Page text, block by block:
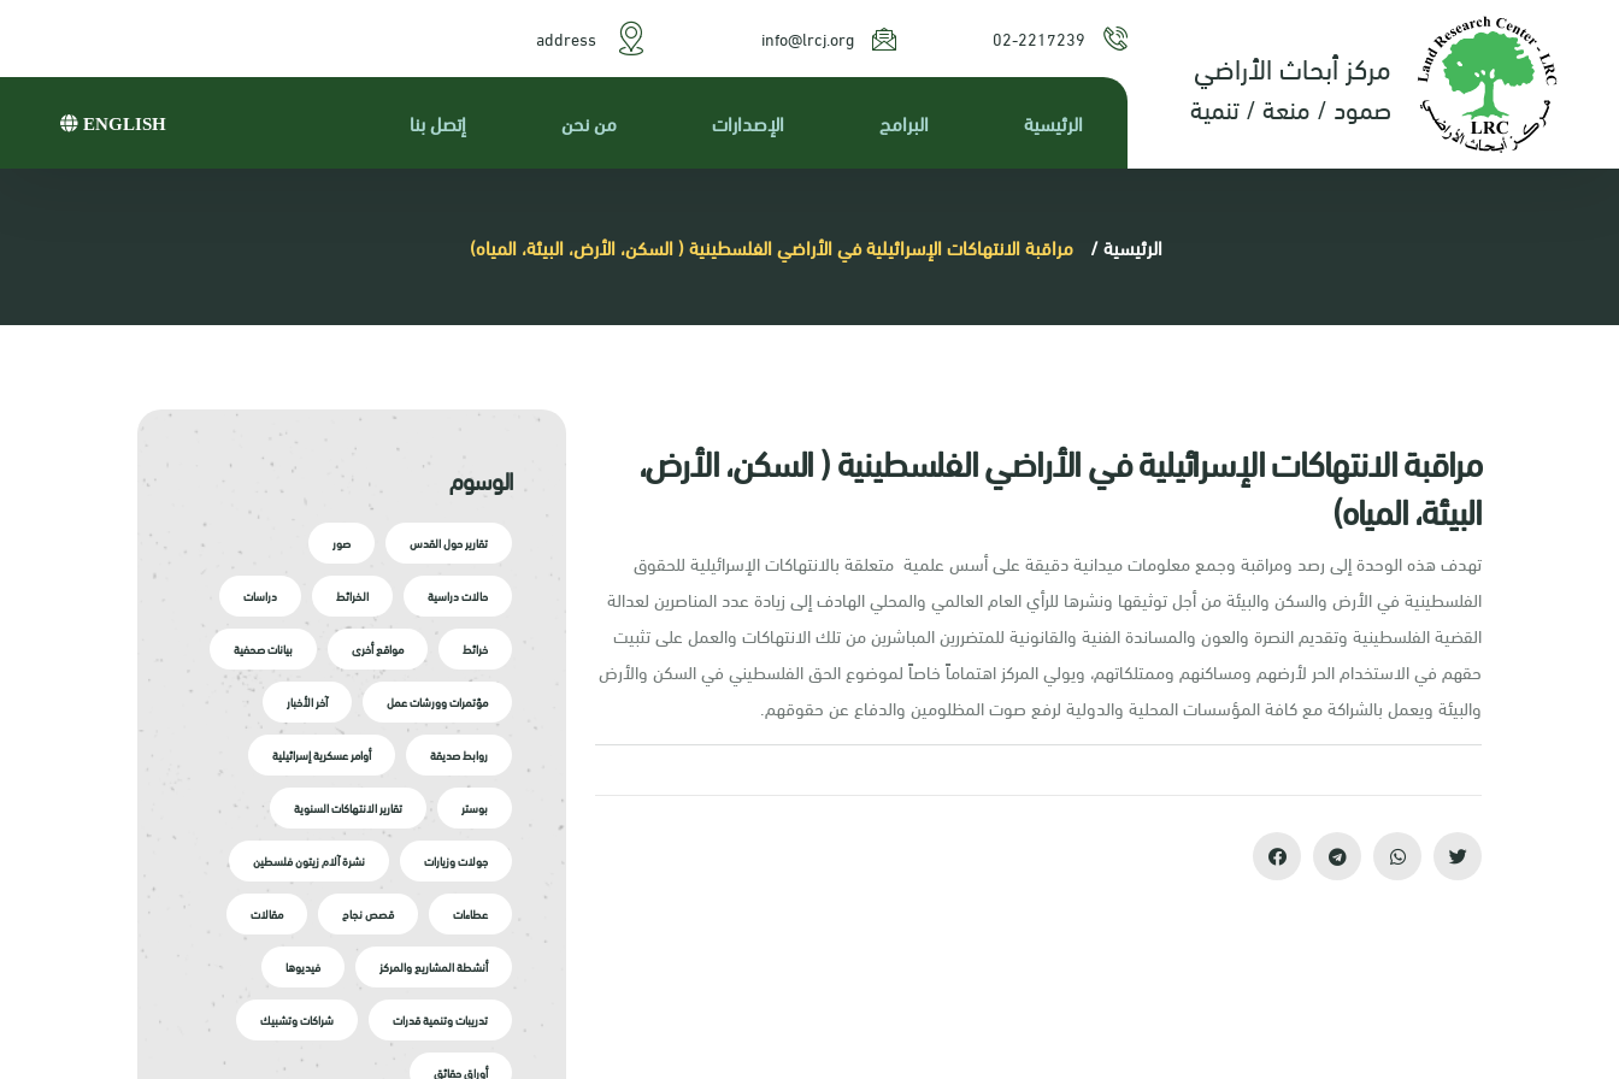
مركز أبحاث الأراضي
صمود / منعة / تنمية
02-2217239
info@lrcj.org
address
الرئيسية البرامج الإصدارات من نحن إتصل بنا ENGLISH
الرئيسية/ مراقبة الانتهاكات الإسرائيلية في الأراضي الفلسطينية ( السكن، الأرض، البيئة، المياه)
مراقبة الانتهاكات الإسرائيلية في الأراضي الفلسطينية ( السكن، الأرض،
البيئة، المياه)
تهدف هذه الوحدة إلى رصد ومراقبة وجمع معلومات ميدانية دقيقة على أسس علمية متعلقة بالانتهاكات الإسرائيلية للحقوق
الفلسطينية في الأرض والسكن والبيئة من أجل توثيقها ونشرها للرأي العام العالمي والمحلي الهادف إلى زيادة عدد المناصرين لعدالة
القضية الفلسطينية وتقديم النصرة والعون والمساندة الفنية والقانونية للمتضررين المباشرين من تلك الانتهاكات والعمل على تثبيت
حقهم في الاستخدام الحر لأرضهم ومساكنهم وممتلكاتهم، ويولي المركز اهتماماً خاصاً لموضوع الحق الفلسطيني في السكن والأرض
والبيئة ويعمل بالشراكة مع كافة المؤسسات المحلية والدولية لرفع صوت المظلومين والدفاع عن حقوقهم.
الوسوم
تقارير حول القدس صور
حالات دراسية الخرائط دراسات
خرائط مواقع أخرى بيانات صحفية
مؤتمرات وورشات عمل آخر الأخبار
روابط صديقة أوامر عسكرية إسرائيلية
بوستر تقارير الانتهاكات السنوية
جولات وزيارات نشرة آلام زيتون فلسطين
عطاءات قصص نجاح مقالات
أنشطة المشاريع والمركز فيديوها
تدريبات وتنمية قدرات شراكات وتشبيك
أوراق حقائق